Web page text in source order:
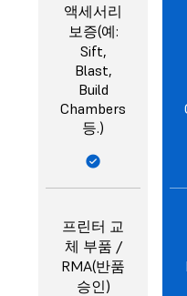
액세서리
보증(예:
Sift,
Blast,
Build
Chambers
등.)
프린터 교
체 부품 /
RMA(반품
승인)